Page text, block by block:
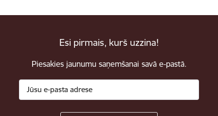
Esi pirmais, kurš uzzina!
Piesakies jaunumu saņemšanai savā e-pastā.